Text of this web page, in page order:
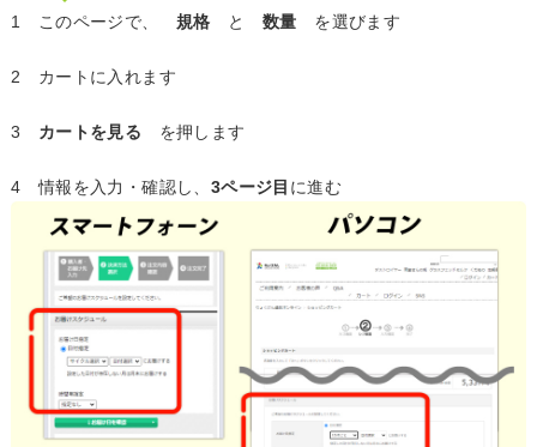
1 このページで、 規格 と数量 を選びます
2 カートに入れます
3 カートを見る を押します
4 情報を入力・確認し、 3ページ目 に進む